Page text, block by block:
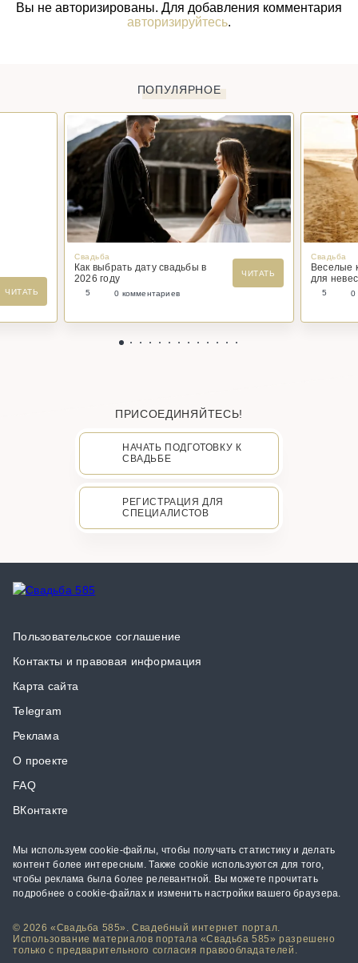
Вы не авторизированы. Для добавления комментария
авторизируйтесь.
ПОПУЛЯРНОЕ
ЧИТАТЬ
Свадьба
Как выбрать дату свадьбы в
2026 году
ЧИТАТЬ
5 0 комментариев
Свадьба
Веселые
для
5 0
ПРИСОЕДИНЯЙТЕСЬ!
НАЧАТЬ ПОДГОТОВКУ К
СВАДЬБЕ
РЕГИСТРАЦИЯ ДЛЯ
СПЕЦИАЛИСТОВ
Пользовательское соглашение
Контакты и правовая информация
Карта сайта
Telegram
Реклама
О проекте
FAQ
ВКонтакте
Мы используем cookie-файлы, чтобы получать статистику и делать
контент более интересным. Также cookie используются для того,
чтобы реклама была более релевантной. Вы можете прочитать
подробнее о cookie-файлах и изменить настройки вашего браузера.
© 2026 «Свадьба 585». Свадебный интернет портал.
Использование материалов портала «Свадьба 585» разрешено
только с предварительного согласия правообладателей.